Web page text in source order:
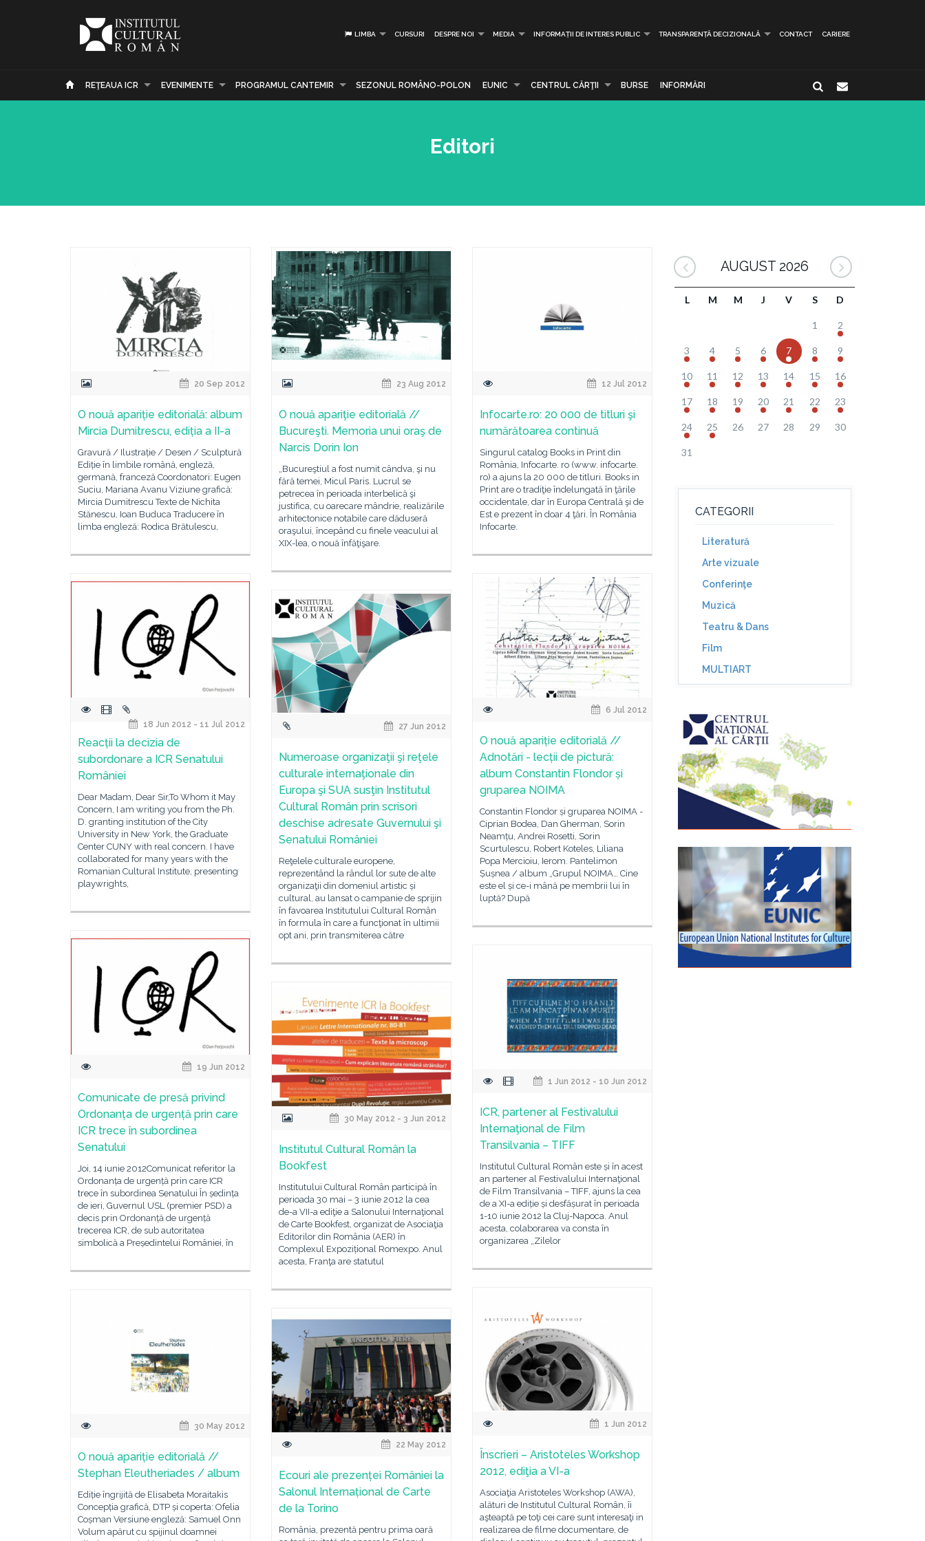
LIMBA CURSURI DESPRE NOI MEDIA INFORMAȚII DE INTERES PUBLIC TRANSPARENȚĂ DECIZIONALĂ CONTACT CARIERE
REŢEAUA ICR EVENIMENTE PROGRAMUL CANTEMIR SEZONUL ROMÂNO-POLON EUNIC CENTRUL CĂRŢII BURSE INFORMĂRI
Editori
20 Sep 2012
O nouă apariție editorială: album
Mircia Dumitrescu, ediția a II-a
Gravură / Ilustrație / Desen / Sculptură
Ediție în limbile română, engleză,
germană, franceză Coordonatori: Eugen
Suciu, Mariana Avanu Viziune grafică:
Mircia Dumitrescu Texte de Nichita
Stănescu, Ioan Buduca Traducere în
limba engleză: Rodica Brătulescu,
23 Aug 2012
O nouă apariţie editorială //
Bucureşti. Memoria unui oraş de
Narcis Dorin Ion
„Bucureştiul a fost numit cândva, şi nu
fără temei, Micul Paris. Lucrul se
petrecea în perioada interbelică şi
justifica, cu oarecare mândrie, realizările
arhitectonice notabile care dăduseră
oraşului, începând cu finele veacului al
XIX-lea, o nouă înfăţişare.
12 Jul 2012
Infocarte.ro: 20 000 de titluri şi
numărătoarea continuă
Singurul catalog Books in Print din
România, Infocarte. ro (www. infocarte.
ro) a ajuns la 20 000 de titluri. Books in
Print are o tradiţie îndelungată în ţările
occidentale, dar în Europa Centrală şi de
Est e prezent în doar 4 ţări. În România
Infocarte.
18 Jun 2012 - 11 Jul 2012
Reacții la decizia de
subordonare a ICR Senatului
României
Dear Madam, Dear Sir,To Whom it May
Concern, I am writing you from the Ph.
D. granting institution of the City
University in New York, the Graduate
Center CUNY with real concern. I have
collaborated for many years with the
Romanian Cultural Institute, presenting
playwrights,
6 Jul 2012
O nouă apariție editorială //
Adnotări - lecții de pictură:
album Constantin Flondor și
gruparea NOIMA
Constantin Flondor și gruparea NOIMA -
Ciprian Bodea, Dan Gherman, Sorin
Neamțu, Andrei Rosetti, Sorin
Scurtulescu, Robert Koteles, Liliana
Popa Mercioiu, Ierom. Pantelimon
Șușnea / album „Grupul NOIMA… Cine
este el și ce-i mână pe membrii lui în
luptă? După
27 Jun 2012
Numeroase organizaţii şi reţele
culturale internaţionale din
Europa şi SUA susţin Institutul
Cultural Român prin scrisori
deschise adresate Guvernului şi
Senatului României
Reţelele culturale europene,
reprezentând la rândul lor sute de alte
organizaţii din domeniul artistic și
cultural, au lansat o campanie de sprijin
în favoarea Institutului Cultural Român
în formula în care a funcţionat în ultimii
opt ani, prin transmiterea către
19 Jun 2012
Comunicate de presă privind
Ordonanța de urgență prin care
ICR trece în subordinea
Senatului
Joi, 14 iunie 2012Comunicat referitor la
Ordonanța de urgență prin care ICR
trece în subordinea Senatului În ședința
de ieri, Guvernul USL (premier PSD) a
decis prin Ordonanță de urgență
trecerea ICR, de sub autoritatea
simbolică a Președintelui României, în
1 Jun 2012 - 10 Jun 2012
ICR, partener al Festivalului
Internaţional de Film
Transilvania – TIFF
Institutul Cultural Român este și în acest
an partener al Festivalului Internaţional
de Film Transilvania – TIFF, ajuns la cea
de a XI-a ediție și desfășurat în perioada
1-10 iunie 2012 la Cluj-Napoca. Anul
acesta, colaborarea va consta în
organizarea „Zilelor
30 May 2012 - 3 Jun 2012
Institutul Cultural Român la
Bookfest
Institutului Cultural Român participă în
perioada 30 mai – 3 iunie 2012 la cea
de-a VII-a ediţie a Salonului Internaţional
de Carte Bookfest, organizat de Asociaţia
Editorilor din România (AER) în
Complexul Expozițional Romexpo. Anul
acesta, Franţa are statutul
1 Jun 2012
Înscrieri – Aristoteles Workshop
2012, ediţia a VI-a
Asociaţia Aristoteles Workshop (AWA),
alături de Institutul Cultural Român, îi
aşteaptă pe toţi cei care sunt interesaţi in
realizarea de filme documentare, de
30 May 2012
O nouă apariție editorială //
Stephan Eleutheriades / album
Ediție îngrijită de Elisabeta Moraitakis
Concepția grafică, DTP și coperta: Ofelia
Coșman Versiune engleză: Samuel Onn
Volum apărut cu spijinul doamnei
22 May 2012
Ecouri ale prezenței României la
Salonul Internațional de Carte
de la Torino
România, prezentă pentru prima oară
AUGUST 2026
L M M J V S D
1 2
3 4 5 6 7 8 9
10 11 12 13 14 15 16
17 18 19 20 21 22 23
24 25 26 27 28 29 30
31
CATEGORII
Literatură
Arte vizuale
Conferinţe
Muzică
Teatru & Dans
Film
MULTIART